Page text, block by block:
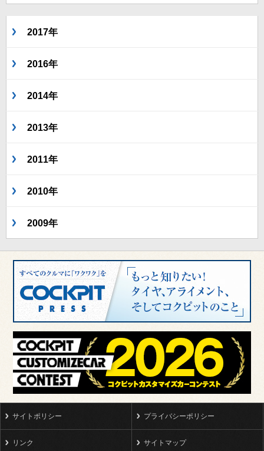
2017年
2016年
2014年
2013年
2011年
2010年
2009年
サイトポリシー プライバシーポリシー
リンク サイトマップ